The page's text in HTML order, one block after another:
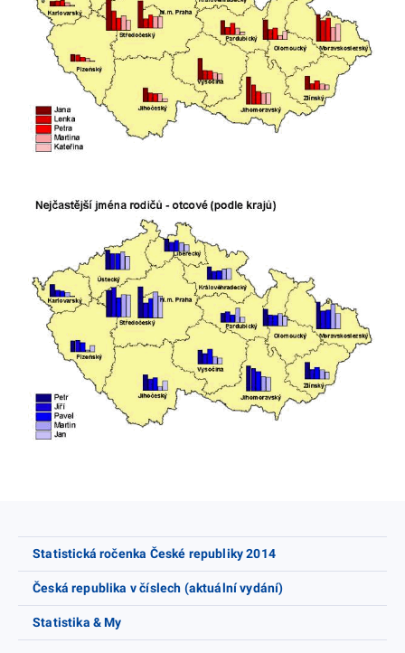
Statistická ročenka České republiky 2014
Česká republika v číslech (aktuální vydání)
Statistika & My